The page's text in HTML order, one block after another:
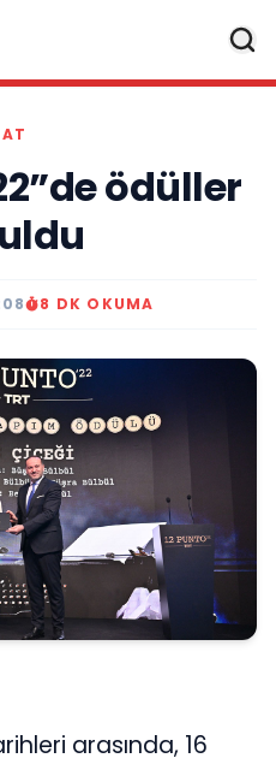
ödüller
8 DK OKUMA
arasında, 16